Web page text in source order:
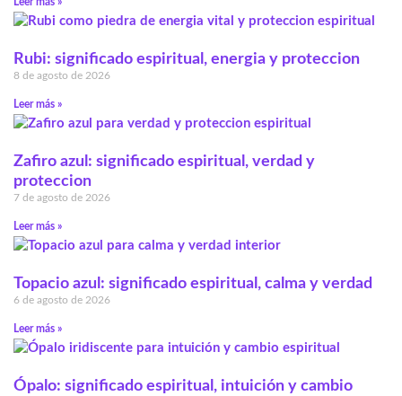
Rubi: significado espiritual, energia y proteccion
8 de agosto de 2026
Leer más »
Zafiro azul: significado espiritual, verdad y
proteccion
7 de agosto de 2026
Leer más »
Topacio azul: significado espiritual, calma y verdad
6 de agosto de 2026
Leer más »
Ópalo: significado espiritual, intuición y cambio